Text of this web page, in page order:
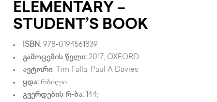
ELEMENTARY –
STUDENT’S BOOK
ISBN: 978-0194561839
გამოცემის წელი:2017, OXFORD
ავტორი: Tim Falla, Paul A Davies
ყდა:რბილი
გვერდების რ-ბა:144;